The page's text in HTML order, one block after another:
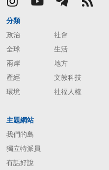
分類
政治
社會
全球
生活
兩岸
地方
產經
文教科技
環境
社福人權
主題網站
我們的島
獨立特派員
有話好說